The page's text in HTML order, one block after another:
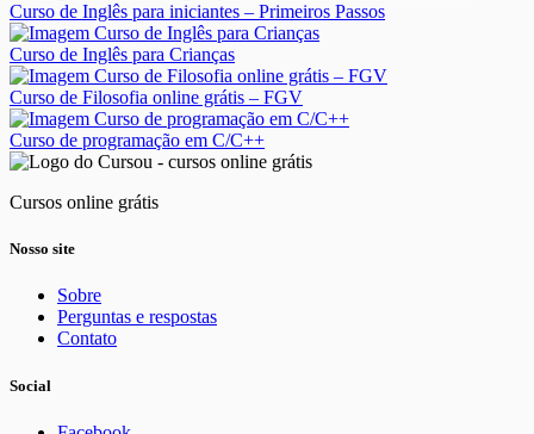
Curso de Inglês para iniciantes – Primeiros Passos
Curso de Inglês para Crianças
Curso de Filosofia online grátis – FGV
Curso de programação em C/C++
Cursos online grátis
Nosso site
Sobre
Perguntas e respostas
Contato
Social